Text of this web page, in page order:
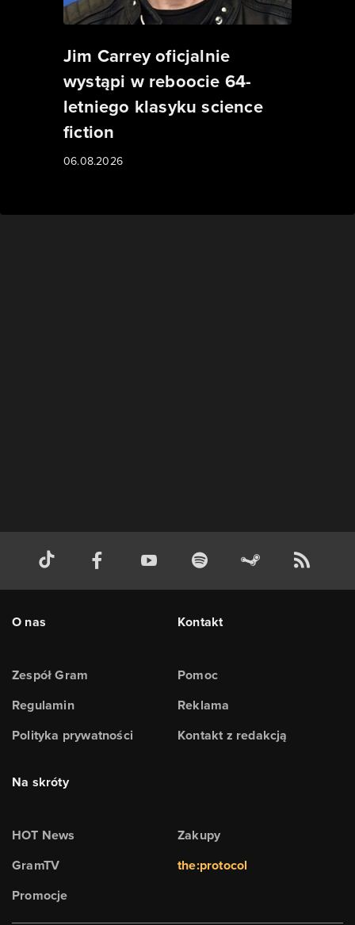
Jim Carrey oficjalnie
wystąpi w reboocie 64-
letniego klasyku science
fiction
06.08.2026
O nas
Zespół Gram
Regulamin
Polityka prywatności
Kontakt
Pomoc
Reklama
Kontakt z redakcją
Na skróty
HOT News
GramTV
Promocje
Zakupy
the:protocol